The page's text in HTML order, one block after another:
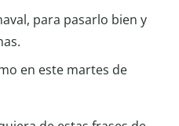
para pasarlo bien y
en este martes de